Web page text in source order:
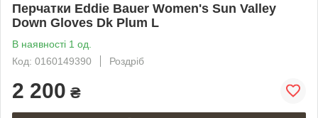
Перчатки Eddie Bauer Women's Sun Valley
Down Gloves Dk Plum L
В наявності 1 од.
Код: 0160149390
Роздріб
2 200 ₴